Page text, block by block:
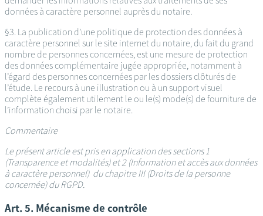
données à caractère personnel auprès du notaire.
§3. La publication d’une politique de protection des données à
caractère personnel sur le site internet du notaire, du fait du grand
nombre de personnes concernées, est une mesure de protection
des données complémentaire jugée appropriée, notamment à
l’égard des personnes concernées par les dossiers clôturés de
l’étude. Le recours à une illustration ou à un support visuel
complète également utilement le ou le(s) mode(s) de fourniture de
l’information choisi par le notaire.
Commentaire
Le présent article est pris en application des sections 1
(Transparence et modalités) et 2 (Information et accès aux données
à caractère personnel) du chapitre III (Droits de la personne
concernée) du RGPD.
Art. 5. Mécanisme de contrôle